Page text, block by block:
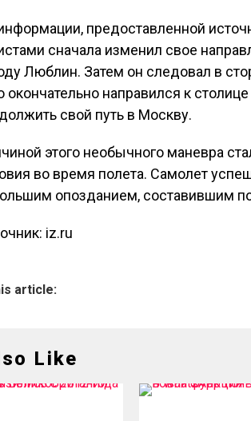
предоставленной
сначала изменил свое
Люблин. Затем он следовал в
окончательно направился к
свой путь в Москву.
этого необычного маневра
во время полета. Самолет
опозданием, составившим
iz.ru
article:
Like